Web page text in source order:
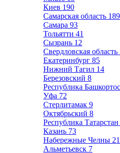
Киев 190
Самарская область 189
Самара 93
Тольятти 41
Сызрань 12
Свердловская область
Екатеринбург 85
Нижний Тагил 14
Березовский 8
Республика
Уфа 72
Стерлитамак 9
Октябрьский 8
Республика Татарстан
Казань 73
Набережные Челны 21
Альметьевск 7